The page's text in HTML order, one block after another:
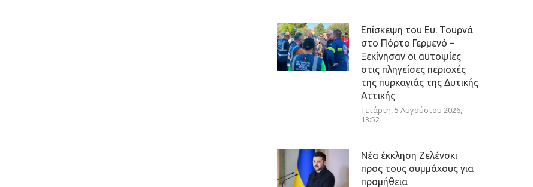
Επίσκεψη του Ευ. Τουρνά
στο Πόρτο Γερμενό –
Ξεκίνησαν οι αυτοψίες
στις πληγείσες περιοχές
της πυρκαγιάς της Δυτικής
Αττικής
Τετάρτη, 5 Αυγούστου 2026,
13:52
Νέα έκκληση Ζελένσκι
προς τους συμμάχους για
προμήθεια